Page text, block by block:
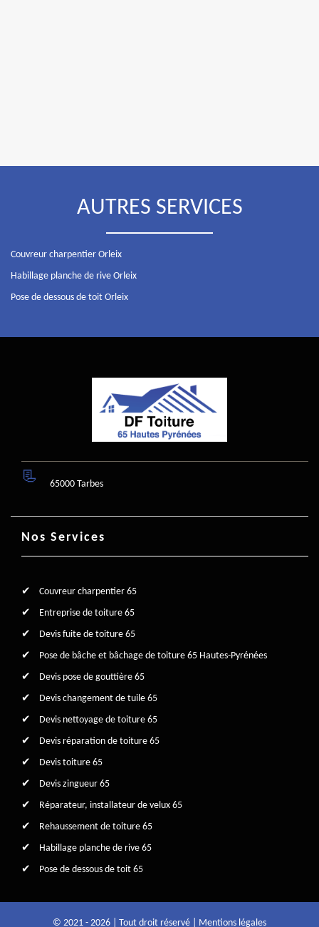
AUTRES SERVICES
Couvreur charpentier Orleix
Habillage planche de rive Orleix
Pose de dessous de toit Orleix
65000 Tarbes
Nos Services
Couvreur charpentier 65
Entreprise de toiture 65
Devis fuite de toiture 65
Pose de bâche et bâchage de toiture 65 Hautes-Pyrénées
Devis pose de gouttière 65
Devis changement de tuile 65
Devis nettoyage de toiture 65
Devis réparation de toiture 65
Devis toiture 65
Devis zingueur 65
Réparateur, installateur de velux 65
Rehaussement de toiture 65
Habillage planche de rive 65
Pose de dessous de toit 65
© 2021 - 2026 | Tout droit réservé | Mentions légales